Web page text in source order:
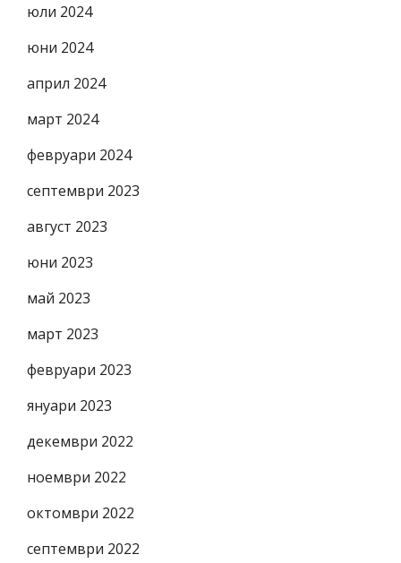
юли 2024
юни 2024
април 2024
март 2024
февруари 2024
септември 2023
август 2023
юни 2023
май 2023
март 2023
февруари 2023
януари 2023
декември 2022
ноември 2022
октомври 2022
септември 2022